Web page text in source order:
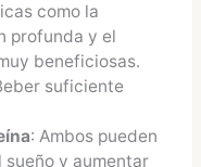
como la
profunda y el
beneficiosas.
suficiente
: Ambos pueden
y aumentar